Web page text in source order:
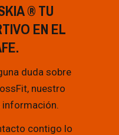
® TU
EN EL
duda sobre
nuestro
información.
contigo lo